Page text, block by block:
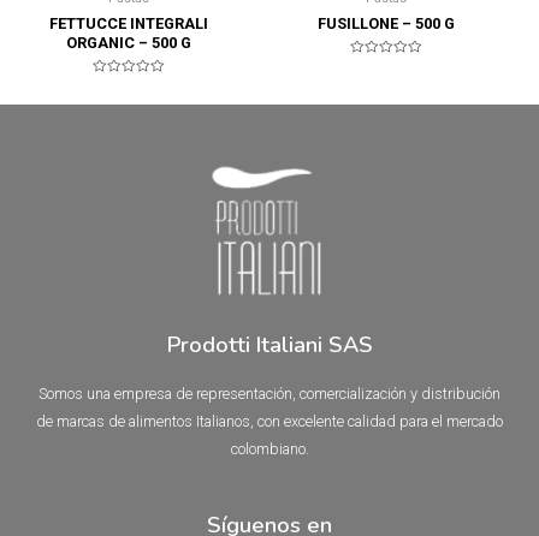
FETTUCCE INTEGRALI
ORGANIC – 500 G
FUSILLONE – 500 G
de
Prodotti Italiani SAS
Somos una empresa de representación, comercialización y distribución
de marcas de alimentos Italianos, con excelente calidad para el mercado
colombiano.
Síguenos en